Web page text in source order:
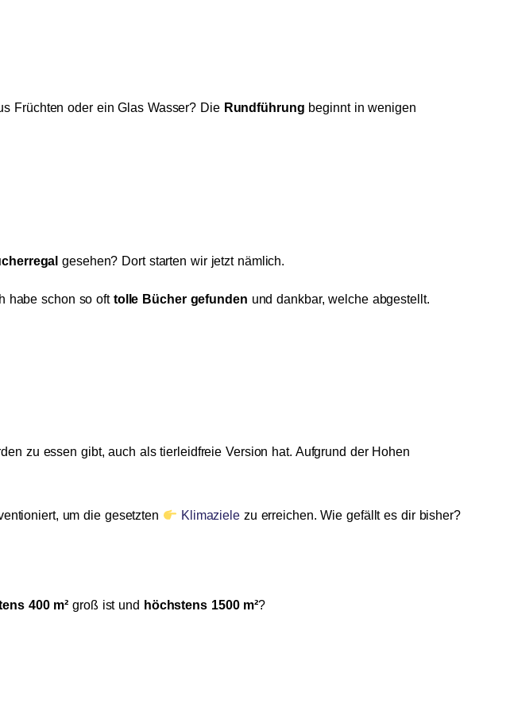
Früchten oder ein Glas Wasser? Die Rundführung beginnt in wenigen
gesehen? Dort starten wir jetzt nämlich.
habe schon so oft tolle Bücher gefunden und dankbar, welche abgestellt.
zu essen gibt, auch als tierleidfreie Version hat. Aufgrund der Hohen
um die gesetzten Klimazielezu erreichen. Wie gefällt es dir bisher?
400 m²groß ist und höchstens 1500 m²?